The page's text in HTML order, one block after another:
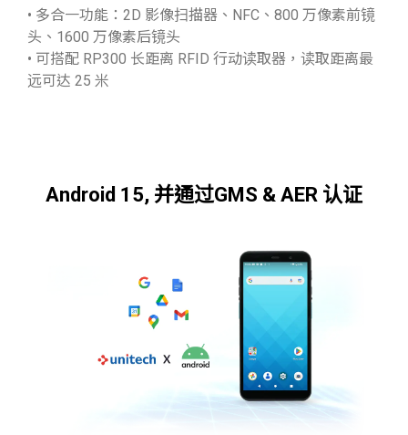
• 多合一功能：2D 影像扫描器、NFC、800 万像素前镜
头、1600 万像素后镜头
• 可搭配 RP300 长距离 RFID 行动读取器，读取距离最
远可达 25 米
Android 15, 并通过GMS & AER 认证